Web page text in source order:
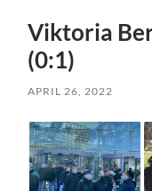
Viktoria
(0:1)
APRIL 26, 2022